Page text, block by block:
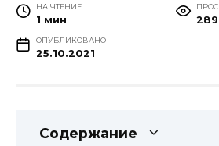
НА ЧТЕНИЕ
1 мин 289
ОПУБЛИКОВАНО
25.10.2021
Содержание